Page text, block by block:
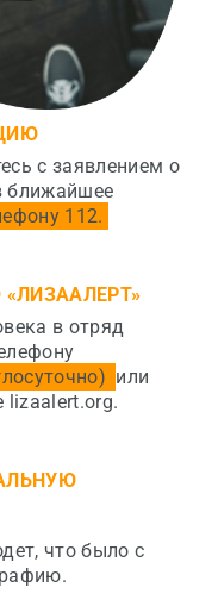
с заявлением о
ближайшее
112.
в отряд
или
lizaalert.org.
что было с